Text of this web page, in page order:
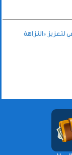
«النزاهة